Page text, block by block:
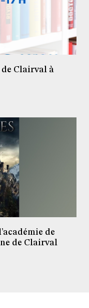
de Clairval à
de
de Clairval